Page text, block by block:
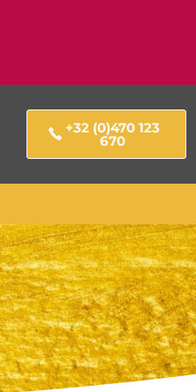
+32 (0)470 123
670